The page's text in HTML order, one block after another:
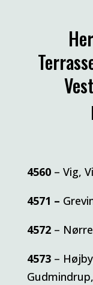
4560– Vig,
4571 –
4572–
4573–